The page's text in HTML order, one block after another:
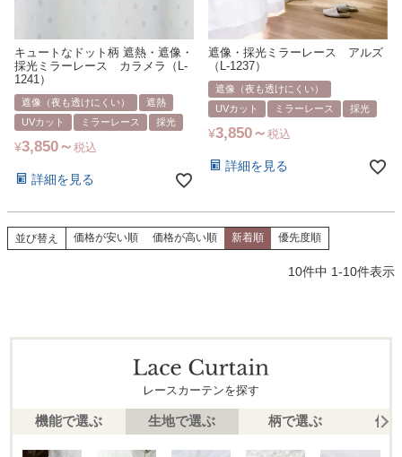
キュートなドット柄 遮熱・遮像・
採光ミラーレース カラメラ（L-
1241）
遮像（夜も透けにくい）
遮熱
UVカット
ミラーレース 採光
¥3,850 税込
詳細を見る
遮像・採光ミラーレース アルズ
（L-1237）
遮像（夜も透けにくい）
UVカット
ミラーレース 採光
¥3,850 税込
詳細を見る
並び替え 価格が安い順 価格が高い順 新着順 優先度順
10件中 1-10件表示
レースカーテンを探す
機能で選ぶ 生地で選ぶ 柄で選ぶ 価